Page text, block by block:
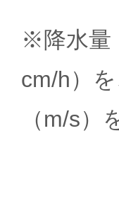
※降水量
cm/h）
（m/s）